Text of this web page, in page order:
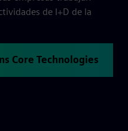
de I+D de la
Core Technologies